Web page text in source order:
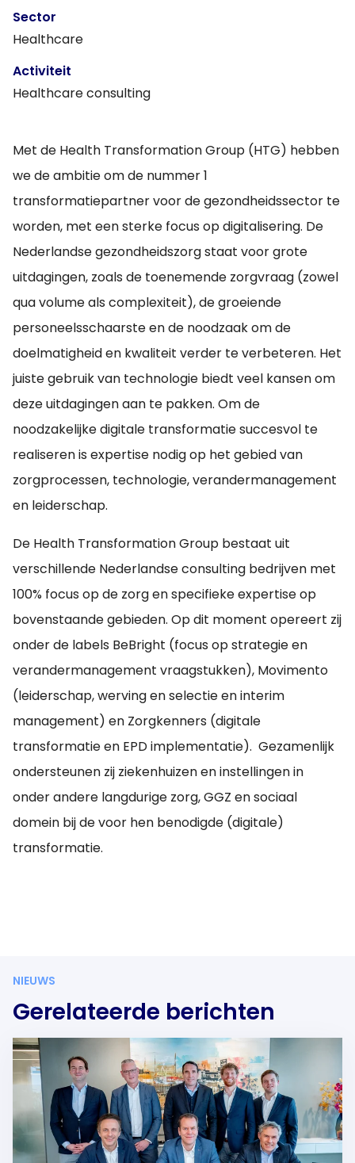
Sector
Healthcare
Activiteit
Healthcare consulting
Met de Health Transformation Group (HTG) hebben
we de ambitie om de nummer 1
transformatiepartner voor de gezondheidssector te
worden, met een sterke focus op digitalisering. De
Nederlandse gezondheidszorg staat voor grote
uitdagingen, zoals de toenemende zorgvraag (zowel
qua volume als complexiteit), de groeiende
personeelsschaarste en de noodzaak om de
doelmatigheid en kwaliteit verder te verbeteren. Het
juiste gebruik van technologie biedt veel kansen om
deze uitdagingen aan te pakken. Om de
noodzakelijke digitale transformatie succesvol te
realiseren is expertise nodig op het gebied van
zorgprocessen, technologie, verandermanagement
en leiderschap.
De Health Transformation Group bestaat uit
verschillende Nederlandse consulting bedrijven met
100% focus op de zorg en specifieke expertise op
bovenstaande gebieden. Op dit moment opereert zij
onder de labels BeBright (focus op strategie en
verandermanagement vraagstukken), Movimento
(leiderschap, werving en selectie en interim
management) en Zorgkenners (digitale
transformatie en EPD implementatie). Gezamenlijk
ondersteunen zij ziekenhuizen en instellingen in
onder andere langdurige zorg, GGZ en sociaal
domein bij de voor hen benodigde (digitale)
transformatie.
NIEUWS
Gerelateerde berichten